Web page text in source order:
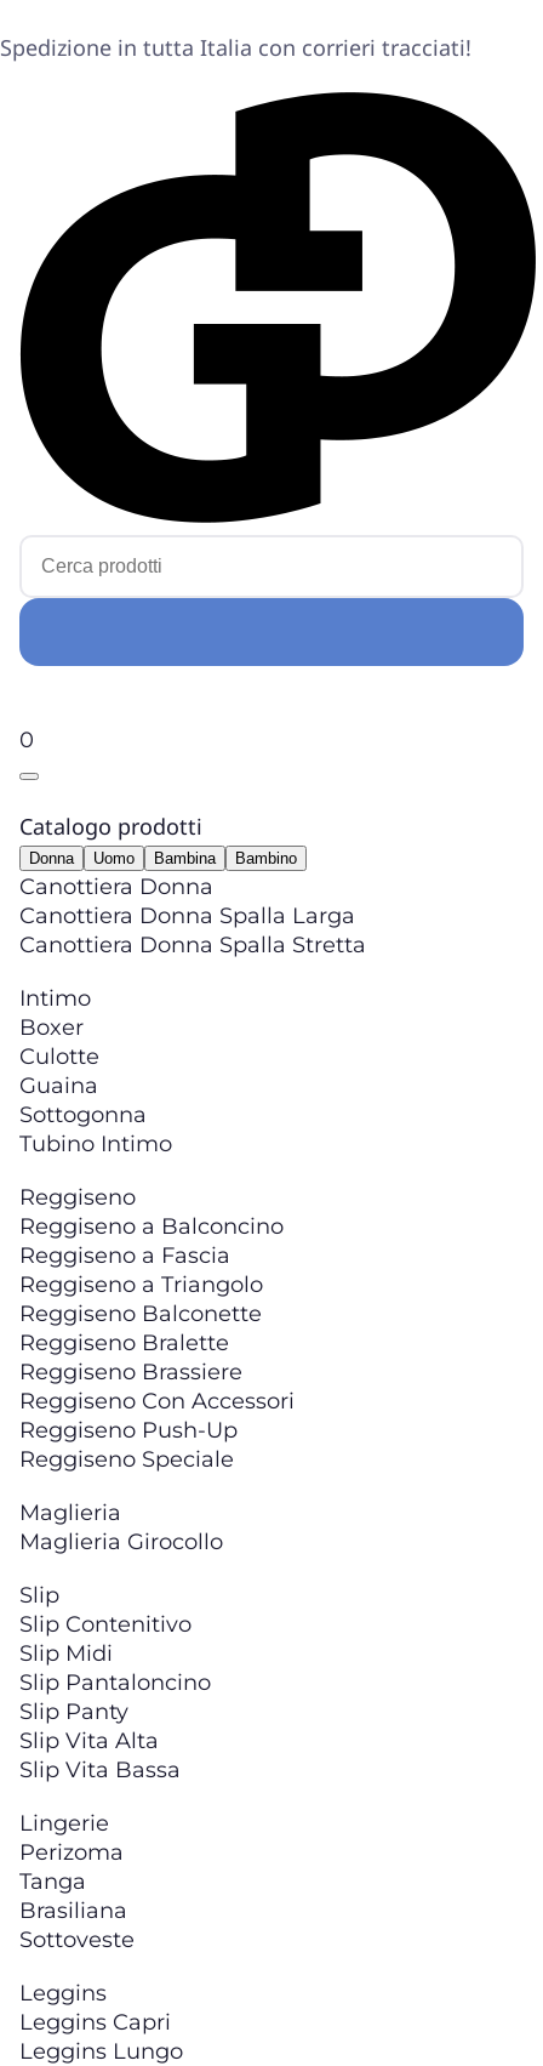
Spedizione in tutta Italia con corrieri tracciati!
0
Catalogo prodotti
Donna Uomo Bambina Bambino
Canottiera Donna
Canottiera Donna Spalla Larga
Canottiera Donna Spalla Stretta
Intimo
Boxer
Culotte
Guaina
Sottogonna
Tubino Intimo
Reggiseno
Reggiseno a Balconcino
Reggiseno a Fascia
Reggiseno a Triangolo
Reggiseno Balconette
Reggiseno Bralette
Reggiseno Brassiere
Reggiseno Con Accessori
Reggiseno Push-Up
Reggiseno Speciale
Maglieria
Maglieria Girocollo
Slip
Slip Contenitivo
Slip Midi
Slip Pantaloncino
Slip Panty
Slip Vita Alta
Slip Vita Bassa
Lingerie
Perizoma
Tanga
Brasiliana
Sottoveste
Leggins
Leggins Capri
Leggins Lungo